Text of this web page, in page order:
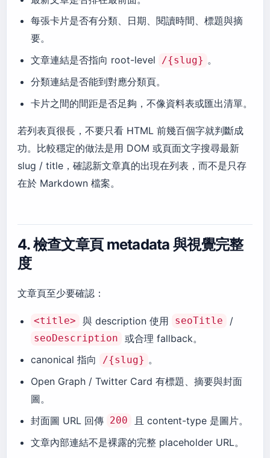
每張卡片是否有分類、日期、閱讀時間、標題與摘
要。
文章連結是否指向 root-level
/{slug} 。
分類連結是否能到對應分類頁。
卡片之間的間距是否足夠，不像資料表或匯出清單。
若列表頁很長，不要只看 HTML 前幾百個字就判斷成
功。比較穩定的做法是用 DOM 或頁面文字搜尋最新
slug / title，確認新文章真的出現在列表，而不是只存
在於 Markdown 檔案。
4. 檢查文章頁 metadata 與視覺完整
度
文章頁至少要確認：
<title> 與 description 使用 seoTitle /
seoDescription
或合理 fallback。
canonical 指向
/{slug} 。
Open Graph / Twitter Card 有標題、摘要與封面
圖。
封面圖 URL 回傳 200
且 content-type 是圖片。
文章內部連結不是裸露的完整 placeholder URL。